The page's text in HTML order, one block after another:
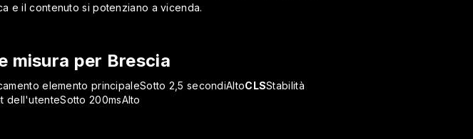
e il contenuto si potenziano a vicenda.
misura per Brescia
elemento principaleSotto 2,5 secondiAltoCLSStabilità
dell'utenteSotto 200msAlto